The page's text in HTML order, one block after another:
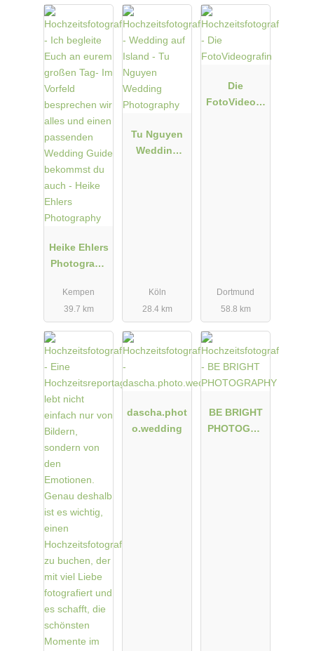
Heike Ehlers
Photograph
Kempen
39.7 km
Tu Nguyen
Wedding
Köln
28.4 km
Die
FotoVideogr
Dortmund
58.8 km
dascha.phot
o.wedding
BE BRIGHT
PHOTOGRA